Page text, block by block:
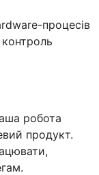
процесів
робота
продукт.